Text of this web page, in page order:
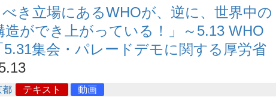
べき立場にあるWHOが、逆に、世界中の
ができ上がっている！」～5.13 WHO
集会・パレードデモに関する厚労省
都 テキスト
動画